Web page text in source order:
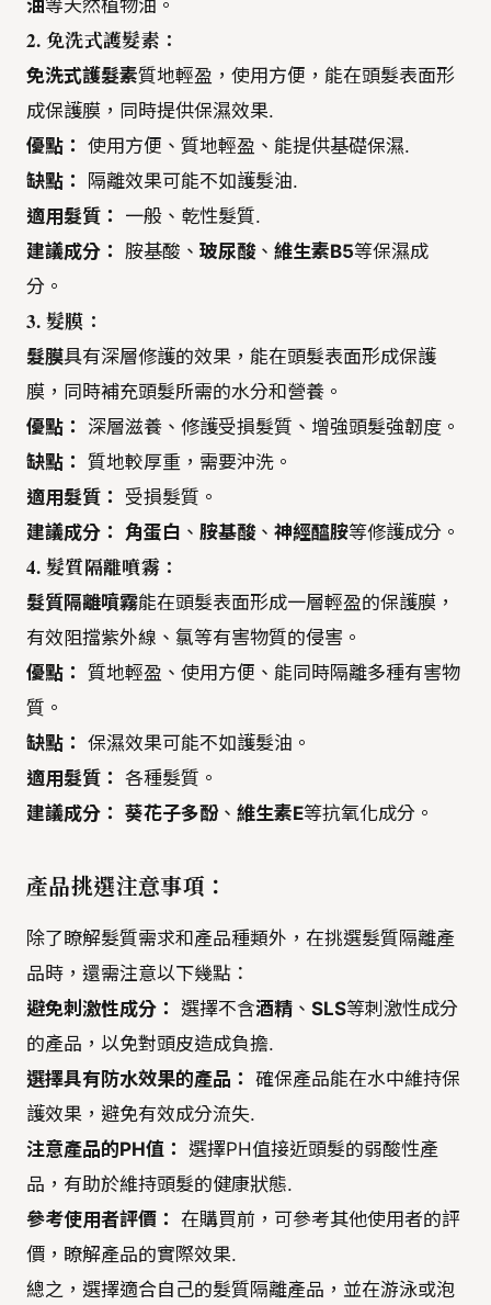
油 等天然植物油。
2. 免洗式護髮素：
免洗式護髮素質地輕盈，使用方便，能在頭髮表面形
成保護膜，同時提供保濕效果.
優點： 使用方便、質地輕盈、能提供基礎保濕.
缺點：
隔離效果可能不如護髮油.
適用髮質：
一般、乾性髮質.
建議成分： 胺基酸、 玻尿酸、 維生素B5等保濕成
分。
3. 髮膜：
髮膜具有深層修護的效果，能在頭髮表面形成保護
膜，同時補充頭髮所需的水分和營養。
優點：
深層滋養、修護受損髮質、增強頭髮強韌度。
缺點： 質地較厚重，需要沖洗。
適用髮質：
受損髮質。
建議成分：
角蛋白 、 胺基酸、 神經醯胺等修護成分。
4. 髮質隔離噴霧：
髮質隔離噴霧能在頭髮表面形成一層輕盈的保護膜，
有效阻擋紫外線、氯等有害物質的侵害。
優點： 質地輕盈、使用方便、能同時隔離多種有害物
質。
缺點： 保濕效果可能不如護髮油。
適用髮質： 各種髮質。
建議成分： 葵花子多酚、 維生素E等抗氧化成分。
產品挑選注意事項：
除了瞭解髮質需求和產品種類外，在挑選髮質隔離產
品時，還需注意以下幾點：
避免刺激性成分：
選擇不含酒精 、 SLS等刺激性成分
的產品，以免對頭皮造成負擔.
選擇具有防水效果的產品： 確保產品能在水中維持保
護效果，避免有效成分流失.
注意產品的PH值：
選擇PH值接近頭髮的弱酸性產
品，有助於維持頭髮的健康狀態.
參考使用者評價： 在購買前，可參考其他使用者的評
價，瞭解產品的實際效果.
總之，選擇適合自己的髮質隔離產品，並在游泳或泡